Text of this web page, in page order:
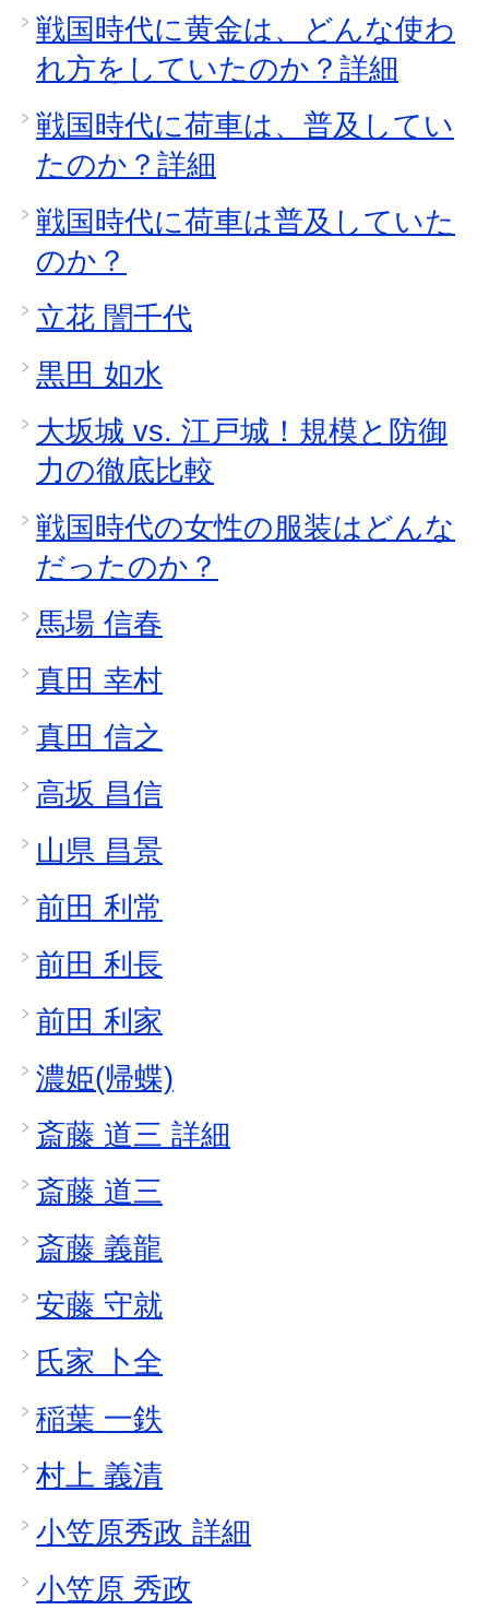
戦国時代に黄金は、どんな使わ
れ方をしていたのか？詳細
戦国時代に荷車は、普及してい
たのか？詳細
戦国時代に荷車は普及していた
のか？
立花 誾千代
黒田 如水
大坂城 vs. 江戸城！規模と防御
力の徹底比較
戦国時代の女性の服装はどんな
だったのか？
馬場 信春
真田 幸村
真田 信之
高坂 昌信
山県 昌景
前田 利常
前田 利長
前田 利家
濃姫(帰蝶)
斎藤 道三 詳細
斎藤 道三
斎藤 義龍
安藤 守就
氏家 卜全
稲葉 一鉄
村上 義清
小笠原秀政 詳細
小笠原 秀政